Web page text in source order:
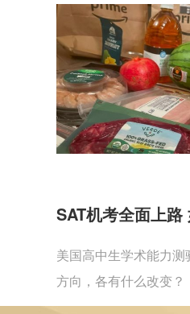
SAT机考全面上
美国高中生学术能力
方向，各有什么改变？